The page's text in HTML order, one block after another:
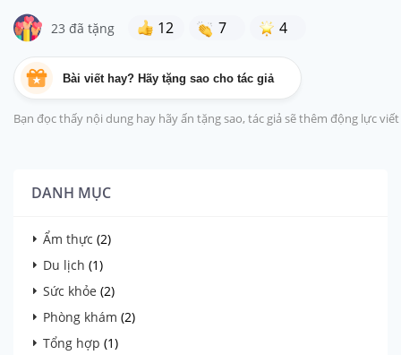
23 đã tặng 12 7 4
Bài viết hay? Hãy tặng sao cho tác giả
Bạn đọc thấy nội dung hay hãy ấn tặng sao, tác giả sẽ thêm động lực
DANH MỤC
Ẩm thực (2)
Du lịch (1)
Sức khỏe (2)
Phòng khám (2)
Tổng hợp (1)